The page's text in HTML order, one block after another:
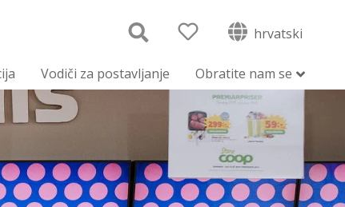
hrvatski
Vodiči za postavljanje Obratite nam se